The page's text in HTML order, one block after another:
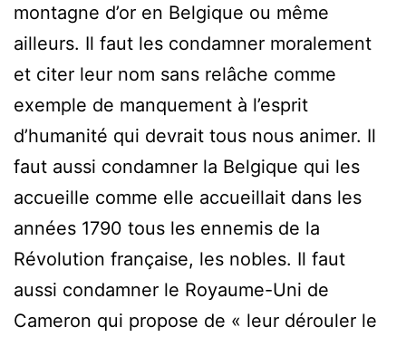
montagne d’or en Belgique ou même
ailleurs. Il faut les condamner moralement
et citer leur nom sans relâche comme
exemple de manquement à l’esprit
d’humanité qui devrait tous nous animer. Il
faut aussi condamner la Belgique qui les
accueille comme elle accueillait dans les
années 1790 tous les ennemis de la
Révolution française, les nobles. Il faut
aussi condamner le Royaume-Uni de
Cameron qui propose de « leur dérouler le